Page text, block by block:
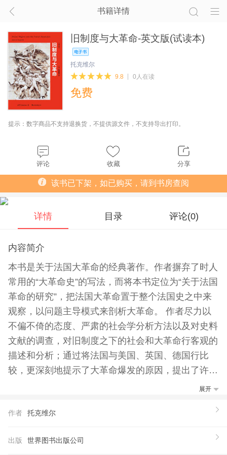
书籍详情
旧制度与大革命-英文版(试读本)
托克维尔
9.8
0人在读
免费
提示：数字商品不支持退换货，不提供源文件，不支持导出打印。
评论 收藏 分享
该书已下架，如已购买，请到书房查阅
详情 目录 评论(0)
内容简介
本书是关于法国大革命的经典著作。作者摒弃了时人
常用的“大革命史”的写法，而将本书定位为“关于法国
革命的研究”，把法国大革命置于整个法国史之中来
观察，以问题主导模式来剖析大革命。 作者尽力以
不偏不倚的态度、严肃的社会学分析方法以及对史料
文献的调查，对旧制度之下的社会和大革命行客观的
描述和分析；通过将法国与美国、英国、德国行比
较，更深刻地提示了大革命爆发的原因，提出了许多
关于革命的新观。与革命倡导的民主平等的价值观不
革命》的权威经典英文本，文字流畅，通俗易懂，完
【推荐语】
展开
作者 托克维尔
出版 世界图书出版公司